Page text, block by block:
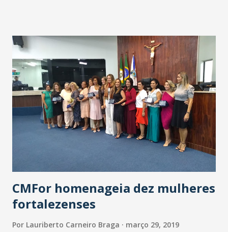
o Ceará pode assegurar a vaga nas quartas. A rodada tem
ainda: Altos (PI) x CSA (AL). CRB (AL) x Botafogo (PB).
Vitória (BA) x Náutico (PE). Sampaio (MA) x Bahia (BA). Santa
Cruz (PE) x Confiança (SE). Sergipe (SE) x Moto (MA). No
Grupo A classificado antecipadamente o Fortaleza. Lutam
pelas três outras vagas: Santa Cruz, CRB, Salgueiro, Vitória
e Sergipe. Eliminados: Altos e Sampaio. No Grupo B
classificado antecipadamente o Botafogo (PB). Lutam pela...
CMFor homenageia dez mulheres
fortalezenses
Por Lauriberto Carneiro Braga março 29, 2019